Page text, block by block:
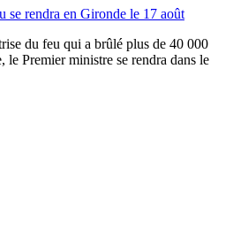
se rendra en Gironde le 17 août
du feu qui a brûlé plus de 40 000
le Premier ministre se rendra dans le